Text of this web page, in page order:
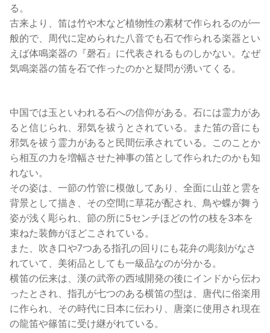
る。
古来より、笛は竹や木など植物性の素材で作られるのが一
般的で、周代に定められた八音でも石で作られる楽器とい
えば体鳴楽器の『磬石』に代表されるものしかない。なぜ
気鳴楽器の笛を石で作ったのかと疑問が湧いてくる。
中国では玉といわれる石への信仰がある。石には霊力があ
ると信じられ、邪気を祓うとされている。また笛の音にも
邪気を祓う霊力があると民間伝承されている。このことか
ら相互の力を増幅させた神事の笛として作られたのかも知
れない。
その姿は、一節の竹管に模倣してあり、全面に山並と雲を
背景として描き、その空間に草花が配され、鳥や蝶が舞う
姿が浅く彫られ、節の所に5センチほどの竹の枝を3本を
束ねた装飾がほどこされている。
また、吹き口や7つある指孔の回りにも花弁の彫刻がなさ
れていて、美術品としても一級品なのが分かる。
横笛の伝来は、漢の武帝の西域開発の後にインドから伝わ
ったとされ、指孔が七つのある横笛の型は、唐代に俗楽用
に作られ、その時代に日本に伝わり、唐楽に使用され現在
の龍笛や篠笛に受け継がれている。